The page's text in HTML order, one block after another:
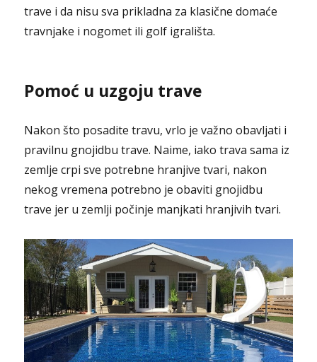
trave i da nisu sva prikladna za klasične domaće
travnjake i nogomet ili golf igrališta.
Pomoć u uzgoju trave
Nakon što posadite travu, vrlo je važno obavljati i
pravilnu gnojidbu trave. Naime, iako trava sama iz
zemlje crpi sve potrebne hranjive tvari, nakon
nekog vremena potrebno je obaviti gnojidbu
trave jer u zemlji počinje manjkati hranjivih tvari.